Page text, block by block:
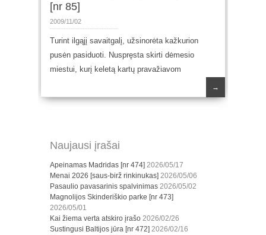
[nr 85]
2009/11/02
Turint ilgąjį savaitgalį, užsinorėta kažkurion
pusėn pasiduoti. Nuspręsta skirti dėmesio
miestui, kurį keletą kartų pravažiavom
→
Naujausi įrašai
Apeinamas Madridas [nr 474] 2026/05/17
Menai 2026 [saus-birž rinkinukas] 2026/05/06
Pasaulio pavasarinis spalvinimas 2026/05/02
Magnolijos Skinderiškio parke [nr 473]
2026/05/01
Kai žiema verta atskiro įrašo 2026/02/26
Sustingusi Baltijos jūra [nr 472] 2026/02/16